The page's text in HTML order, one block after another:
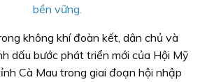
bền vững.
không khí đoàn kết, dân chủ và
dấu bước phát triển mới của Hội Mỹ
Cà Mau trong giai đoạn hội nhập